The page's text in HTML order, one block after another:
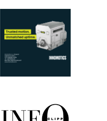
vašu pametnu
energijom
· Display
složenih
korist